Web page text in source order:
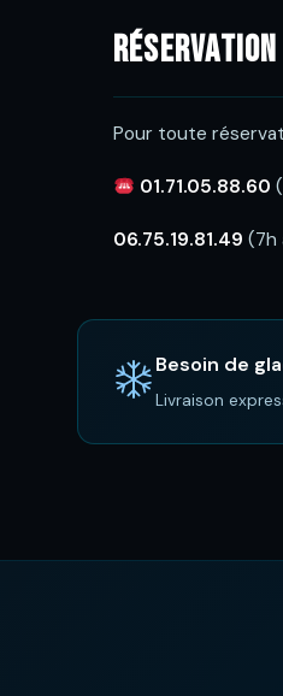
Réservation
Pour toute
01.71.05.88.60
06.75.19.81.49 (7h
Besoin de
Livraison